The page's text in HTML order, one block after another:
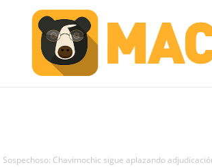
Sospechoso: Chavimochic sigue aplazando